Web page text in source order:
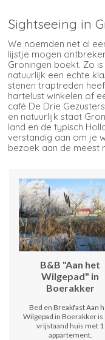
Sightseeing in
We noemden net al
lijstje mogen
Groningen boekt. Zo
natuurlijk een echte
stenen traptreden
hartelust winkelen of
café De Drie
en natuurlijk staat
land en de typisch
verstandig aan om je
bezoek aan de meest
B&B "Aan het
Wilgepad" in
Boerakker
Bed en Breakfast Aan
Wilgepad in Boerakker is
vrijstaand huis met 1
appartement.